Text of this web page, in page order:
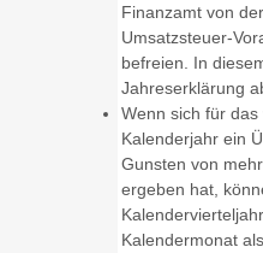
Finanzamt von
Umsatzsteuer-
befreien. In
Jahreserklärung
Wenn sich für
Kalenderjahr ein
Gunsten von
ergeben hat,
Kalendermonat als